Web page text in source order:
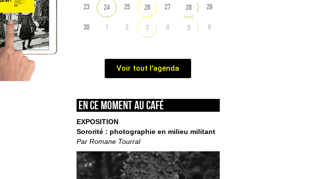
23 24 25 26 27 28 29
30 1 2 3 4 5 6
Voir tout l'agenda
En ce moment au café
EXPOSITION
Sororité : photographie en milieu militant
Par Romane Tourral